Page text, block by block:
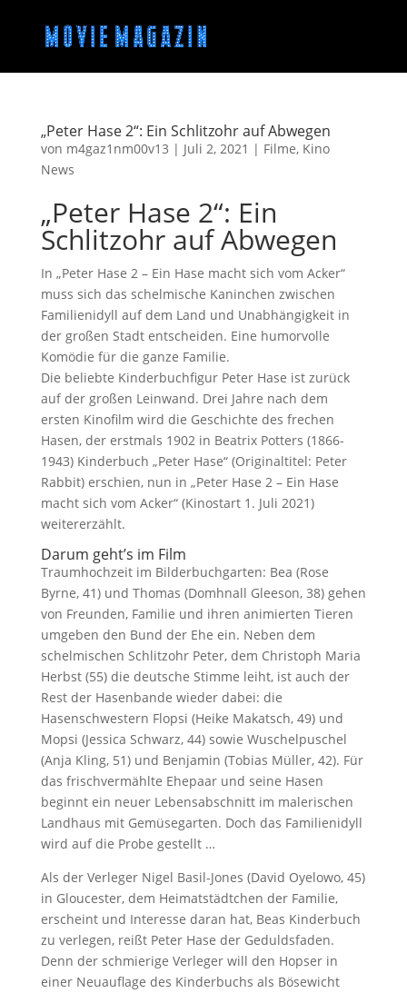
„Peter Hase 2“: Ein Schlitzohr auf Abwegen
von m4gaz1nm00v13 | Juli 2, 2021 | Filme, Kino
News
„Peter Hase 2“: Ein
Schlitzohr auf Abwegen
In „Peter Hase 2 – Ein Hase macht sich vom Acker“
muss sich das schelmische Kaninchen zwischen
Familienidyll auf dem Land und Unabhängigkeit in
der großen Stadt entscheiden. Eine humorvolle
Komödie für die ganze Familie.
Die beliebte Kinderbuchfigur Peter Hase ist zurück
auf der großen Leinwand. Drei Jahre nach dem
ersten Kinofilm wird die Geschichte des frechen
Hasen, der erstmals 1902 in Beatrix Potters (1866-
1943) Kinderbuch „Peter Hase“ (Originaltitel: Peter
Rabbit) erschien, nun in „Peter Hase 2 – Ein Hase
macht sich vom Acker“ (Kinostart 1. Juli 2021)
weitererzählt.
Darum geht’s im Film
Traumhochzeit im Bilderbuchgarten: Bea (Rose
Byrne, 41) und Thomas (Domhnall Gleeson, 38) gehen
von Freunden, Familie und ihren animierten Tieren
umgeben den Bund der Ehe ein. Neben dem
schelmischen Schlitzohr Peter, dem Christoph Maria
Herbst (55) die deutsche Stimme leiht, ist auch der
Rest der Hasenbande wieder dabei: die
Hasenschwestern Flopsi (Heike Makatsch, 49) und
Mopsi (Jessica Schwarz, 44) sowie Wuschelpuschel
(Anja Kling, 51) und Benjamin (Tobias Müller, 42). Für
das frischvermählte Ehepaar und seine Hasen
beginnt ein neuer Lebensabschnitt im malerischen
Landhaus mit Gemüsegarten. Doch das Familienidyll
wird auf die Probe gestellt …
Als der Verleger Nigel Basil-Jones (David Oyelowo, 45)
in Gloucester, dem Heimatstädtchen der Familie,
erscheint und Interesse daran hat, Beas Kinderbuch
zu verlegen, reißt Peter Hase der Geduldsfaden.
Denn der schmierige Verleger will den Hopser in
einer Neuauflage des Kinderbuchs als Bösewicht